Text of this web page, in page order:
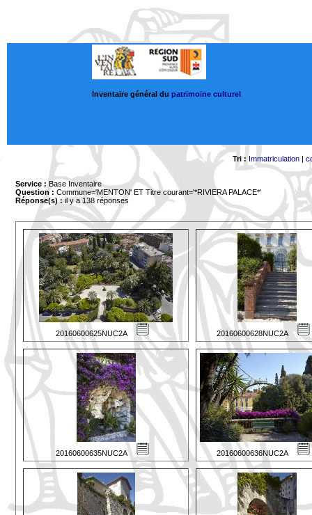
Inventaire général du patrimoine culturel
Tri : Immatriculation|
Service : Base Inventaire
Question : Commune='MENTON' ET Titre courant='*RIVIERA PALACE*'
Réponse(s) :il y a 138 réponses
20160600625NUC2A 20160600628NUC2A
20160600635NUC2A 20160600636NUC2A